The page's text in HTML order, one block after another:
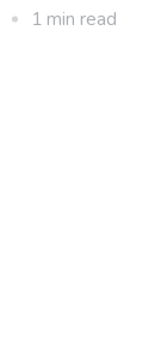
1 min read